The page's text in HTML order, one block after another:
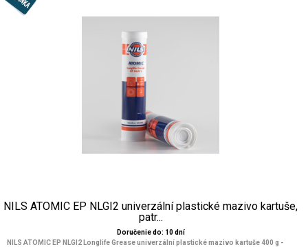
NILS ATOMIC EP NLGI2 univerzální plastické mazivo kartuše,
patr...
Doručenie do: 10 dní
NILS ATOMIC EP NLGI2 Longlife Grease univerzální plastické mazivo kartuše 400 g -